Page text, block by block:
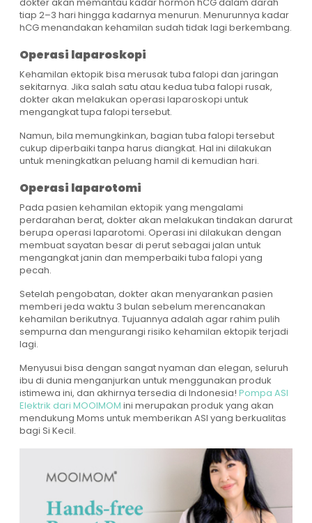
tiap 2–3 hari hingga kadarnya menurun. Menurunnya kadar
hCG menandakan kehamilan sudah tidak lagi berkembang.
Operasi laparoskopi
Kehamilan ektopik bisa merusak tuba falopi dan jaringan
sekitarnya. Jika salah satu atau kedua tuba falopi rusak,
dokter akan melakukan operasi laparoskopi untuk
mengangkat tupa falopi tersebut.
Namun, bila memungkinkan, bagian tuba falopi tersebut
cukup diperbaiki tanpa harus diangkat. Hal ini dilakukan
untuk meningkatkan peluang hamil di kemudian hari.
Operasi laparotomi
Pada pasien kehamilan ektopik yang mengalami
perdarahan berat, dokter akan melakukan tindakan darurat
berupa operasi laparotomi. Operasi ini dilakukan dengan
membuat sayatan besar di perut sebagai jalan untuk
mengangkat janin dan memperbaiki tuba falopi yang
pecah.
Setelah pengobatan, dokter akan menyarankan pasien
memberi jeda waktu 3 bulan sebelum merencanakan
kehamilan berikutnya. Tujuannya adalah agar rahim pulih
sempurna dan mengurangi risiko kehamilan ektopik terjadi
lagi.
Menyusui bisa dengan sangat nyaman dan elegan, seluruh
ibu di dunia menganjurkan untuk menggunakan produk
istimewa ini, dan akhirnya tersedia di Indonesia! Pompa ASI
Elektrik dari MOOIMOM ini merupakan produk yang akan
mendukung Moms untuk memberikan ASI yang berkualitas
bagi Si Kecil.